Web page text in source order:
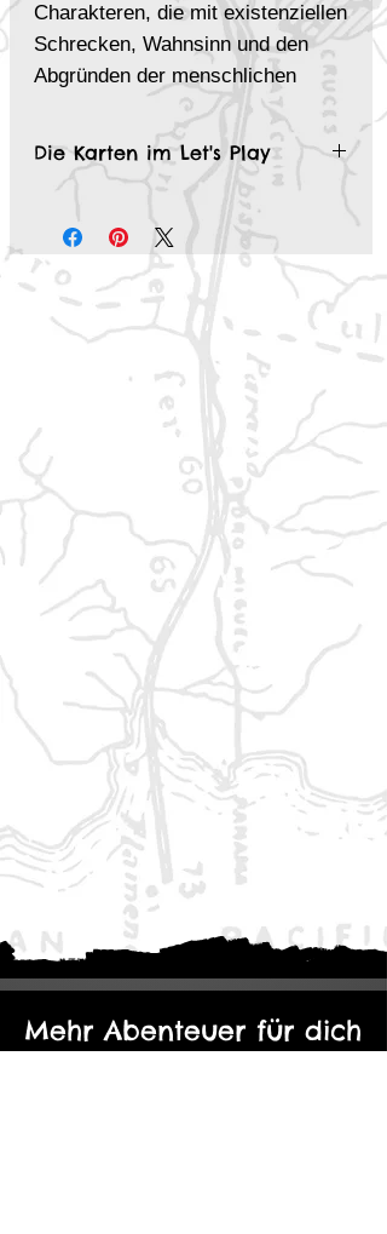
Charakteren, die mit existenziellen
Schrecken, Wahnsinn und den
Abgründen der menschlichen
Psyche konfrontiert werden. Das
Spiel ist nichts für Zartbesaitete,
sondern richtet sich an jene, die
tiefgründige, verstörende
Geschichten erleben möchten, die
Moral, Realität und Wahnsinn
herausfordern.
Die Karten im Let's Play
Let's Play: KULT - Brigg City Detroit
Mehr Abenteuer für dich